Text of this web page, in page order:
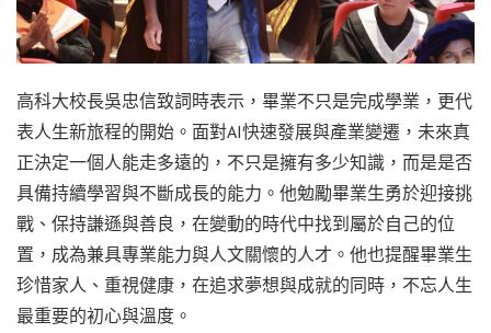
高科大校長吳忠信致詞時表示，畢業不只是完成學業，更代
表人生新旅程的開始。面對AI快速發展與產業變遷，未來真
正決定一個人能走多遠的，不只是擁有多少知識，而是是否
具備持續學習與不斷成長的能力。他勉勵畢業生勇於迎接挑
戰、保持謙遜與善良，在變動的時代中找到屬於自己的位
置，成為兼具專業能力與人文關懷的人才。他也提醒畢業生
珍惜家人、重視健康，在追求夢想與成就的同時，不忘人生
最重要的初心與溫度。